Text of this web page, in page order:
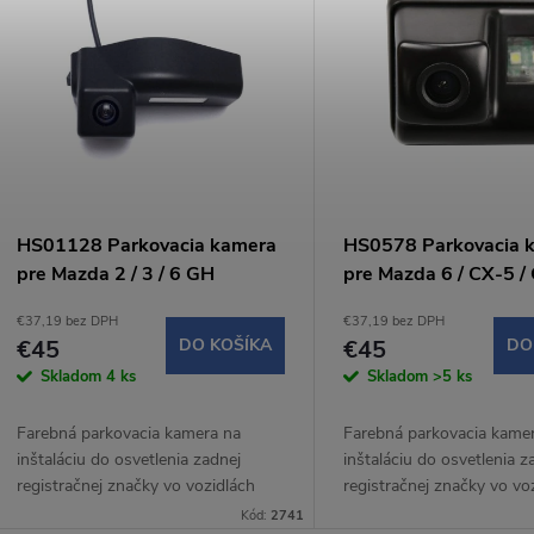
HS01128 Parkovacia kamera
pre Mazda 2 / 3 / 6 GH
€37,19 bez DPH
€45
Skladom 4 ks
DO KOŠÍKA
Farebná parkovacia kamera na
inštaláciu do osvetlenia zadnej
registračnej značky vo vozidlách
Mazda. Súčasťou kamery je LEDKód: 2741
HS0578 Parkovacia
pre Mazda 6 / CX-5 /
€37,19 bez DPH
€45
Skladom>5 ks
Farebná parkovacia
inštaláciu do osvetlenia
registračnej značky vo